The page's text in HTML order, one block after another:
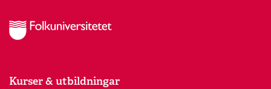
Kurser & utbildningar